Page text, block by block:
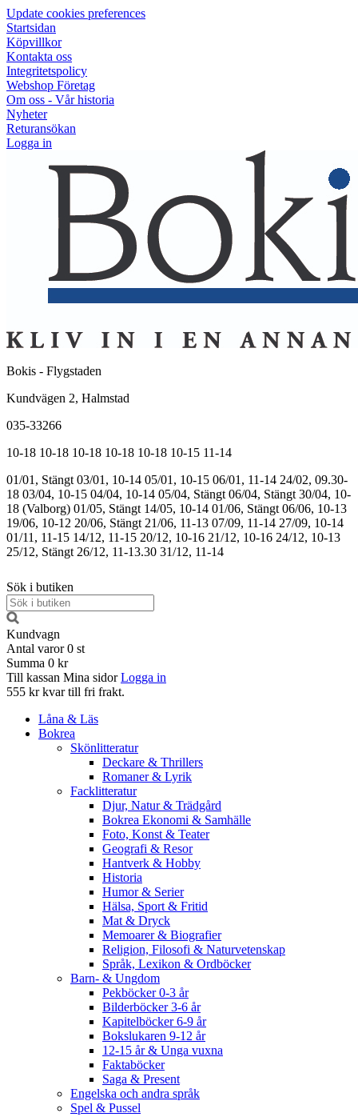
Update cookies preferences
Startsidan
Köpvillkor
Kontakta oss
Integritetspolicy
Webshop Företag
Om oss - Vår historia
Nyheter
Returansökan
Logga in
Bokis - Flygstaden
Kundvägen 2, Halmstad
035-33266
10-18 10-18 10-18 10-18 10-18 10-15 11-14
01/01, Stängt 03/01, 10-14 05/01, 10-15 06/01, 11-14 24/02, 09.30-
18 03/04, 10-15 04/04, 10-14 05/04, Stängt 06/04, Stängt 30/04, 10-
18 (Valborg) 01/05, Stängt 14/05, 10-14 01/06, Stängt 06/06, 10-13
19/06, 10-12 20/06, Stängt 21/06, 11-13 07/09, 11-14 27/09, 10-14
01/11, 11-15 14/12, 11-15 20/12, 10-16 21/12, 10-16 24/12, 10-13
25/12, Stängt 26/12, 11-13.30 31/12, 11-14
Sök i butiken
Kundvagn
Antal varor 0 st
Summa 0 kr
Till kassan Mina sidor Logga in
555 kr kvar till fri frakt.
Låna & Läs
Bokrea
Skönlitteratur
Deckare & Thrillers
Romaner & Lyrik
Facklitteratur
Djur, Natur & Trädgård
Bokrea Ekonomi & Samhälle
Foto, Konst & Teater
Geografi & Resor
Hantverk & Hobby
Historia
Humor & Serier
Hälsa, Sport & Fritid
Mat & Dryck
Memoarer & Biografier
Religion, Filosofi & Naturvetenskap
Språk, Lexikon & Ordböcker
Barn- & Ungdom
Pekböcker 0-3 år
Bilderböcker 3-6 år
Kapitelböcker 6-9 år
Bokslukaren 9-12 år
12-15 år & Unga vuxna
Faktaböcker
Saga & Present
Engelska och andra språk
Spel & Pussel